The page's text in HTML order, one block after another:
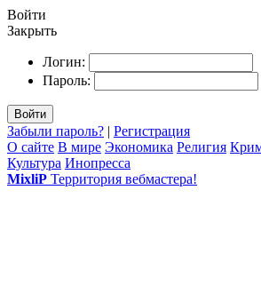
Войти
Закрыть
Логин:
Пароль:
Войти
Забыли пароль? | Регистрация
О сайте В мире Экономика Религия
Культура Инопресса
MixliP Территория вебмастера!